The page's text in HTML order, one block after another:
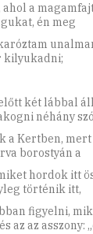
a
én meg
kilyukadni;
két lábbal
néhány
a Kertben,
borostyán a
hordok itt
történik itt,
figyelni,
az az asszony: